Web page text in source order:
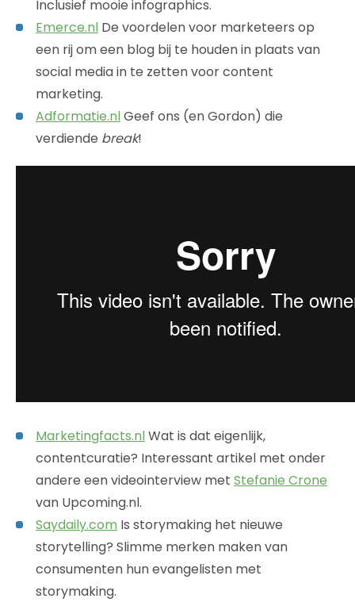
Inclusief mooie infographics.
Emerce.nl De voordelen voor marketeers op
een rij om een blog bij te houden in plaats van
social media in te zetten voor content
marketing.
Adformatie.nlGeef ons (en Gordon) die
verdiende break!
Marketingfacts.nlWat is dat eigenlijk,
contentcuratie? Interessant artikel met onder
andere een videointerview met Stefanie Crone
van Upcoming.nl.
Saydaily.com Is storymaking het nieuwe
storytelling? Slimme merken maken van
consumenten hun evangelisten met
storymaking.